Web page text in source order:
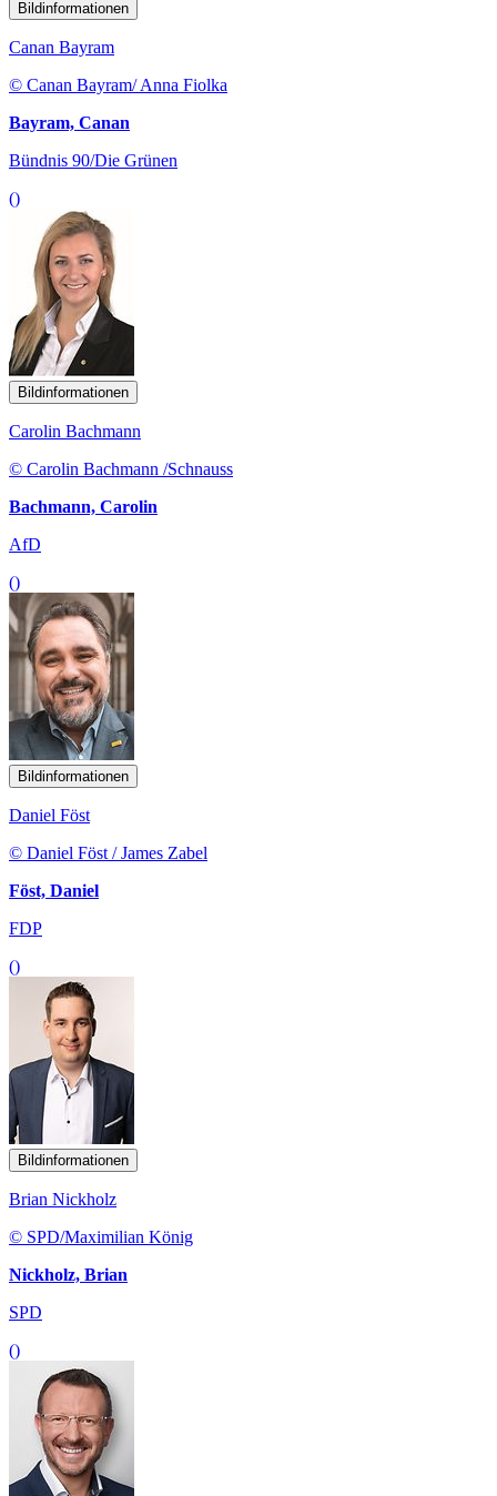
Bildinformationen
Canan Bayram
© Canan Bayram/ Anna Fiolka
Bayram, Canan
Bündnis 90/Die Grünen
()
Bildinformationen
Carolin Bachmann
© Carolin Bachmann /Schnauss
Bachmann, Carolin
AfD
()
Bildinformationen
Daniel Föst
© Daniel Föst / James Zabel
Föst, Daniel
FDP
()
Bildinformationen
Brian Nickholz
© SPD/Maximilian König
Nickholz, Brian
SPD
()